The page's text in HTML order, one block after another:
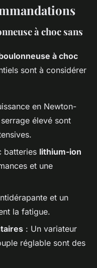
à choc sans
à choc
sont à considérer
en Newton-
élevé sont
batteries lithium-ion
et une
et un
la fatigue.
: Un variateur
réglable sont des